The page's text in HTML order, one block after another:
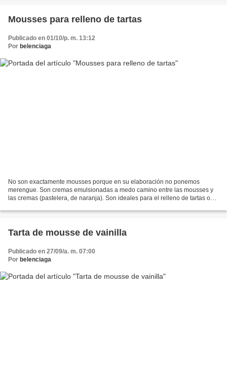
Mousses para relleno de tartas
Publicado en 01/10/p. m. 13:12
Por belenciaga
No son exactamente mousses porque en su elaboración no ponemos
merengue. Son cremas emulsionadas a medo camino entre las mousses y
las cremas (pastelera, de naranja). Son ideales para el relleno de tartas o
Tarta de mousse de vainilla
Publicado en 27/09/a. m. 07:00
Por belenciaga